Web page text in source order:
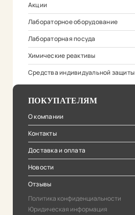
Акции
Лабораторное оборудование
Лабораторная посуда
Химические реактивы
Средства индивидуальной защиты
ПОКУПАТЕЛЯМ
О компании
Контакты
Доставка и оплата
Новости
Отзывы
Политика конфиденциальности
Юридическая информация